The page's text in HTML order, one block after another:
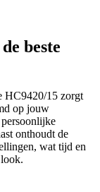
beste
HC9420/15 zorgt
op jouw
onthoudt de
wat tijd en